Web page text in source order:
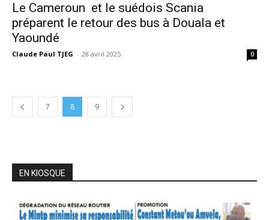
Le Cameroun et le suédois Scania
préparent le retour des bus à Douala et
Yaoundé
Claude Paul TJEG - 28 avril 2025 0
7 8 9
EN KIOSQUE